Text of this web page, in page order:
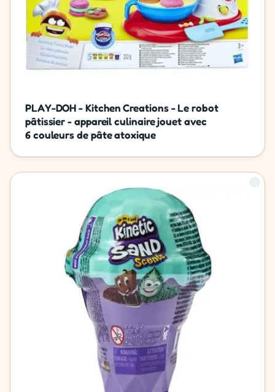
PLAY-DOH - Kitchen Creations - Le robot
pâtissier - appareil culinaire jouet avec
6 couleurs de pâte atoxique